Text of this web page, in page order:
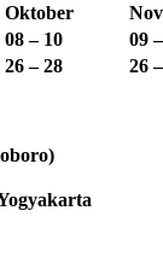
Oktober
08 – 10
09
26 – 28 26